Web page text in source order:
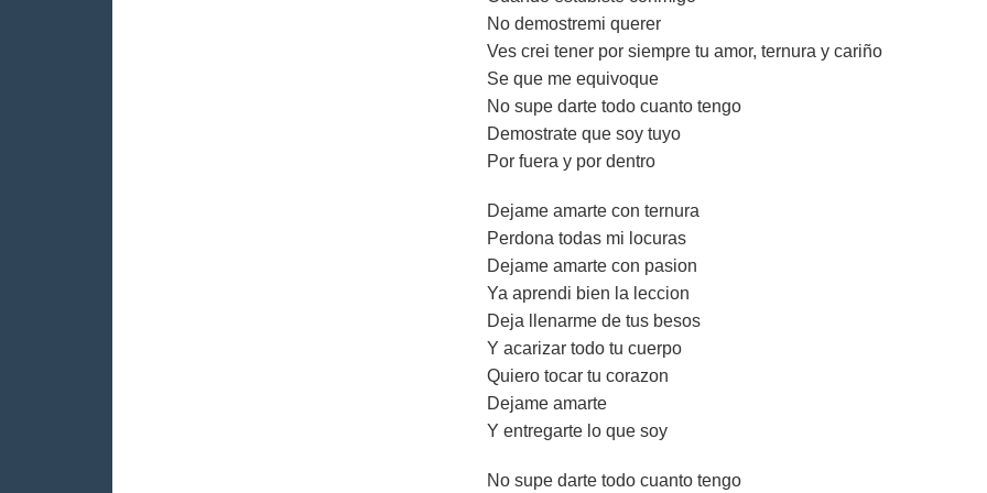
No demostremi querer
Ves crei tener por siempre tu amor, ternura y cariño
Se que me equivoque
No supe darte todo cuanto tengo
Demostrate que soy tuyo
Por fuera y por dentro
Dejame amarte con ternura
Perdona todas mi locuras
Dejame amarte con pasion
Ya aprendi bien la leccion
Deja llenarme de tus besos
Y acarizar todo tu cuerpo
Quiero tocar tu corazon
Dejame amarte
Y entregarte lo que soy
No supe darte todo cuanto tengo